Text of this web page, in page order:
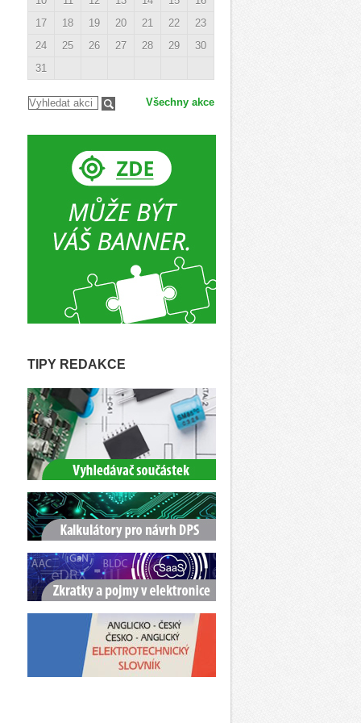
17
18 19 20 21 22
23
24
25 26 27 28 29
30
31
Všechny akce
TIPY REDAKCE